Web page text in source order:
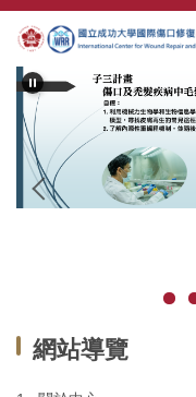
跳
到
要
區
網站導覽